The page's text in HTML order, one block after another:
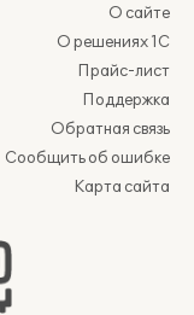
О сайте
О решениях 1С
Прайс-лист
Поддержка
Обратная связь
Сообщить об ошибке
Карта сайта